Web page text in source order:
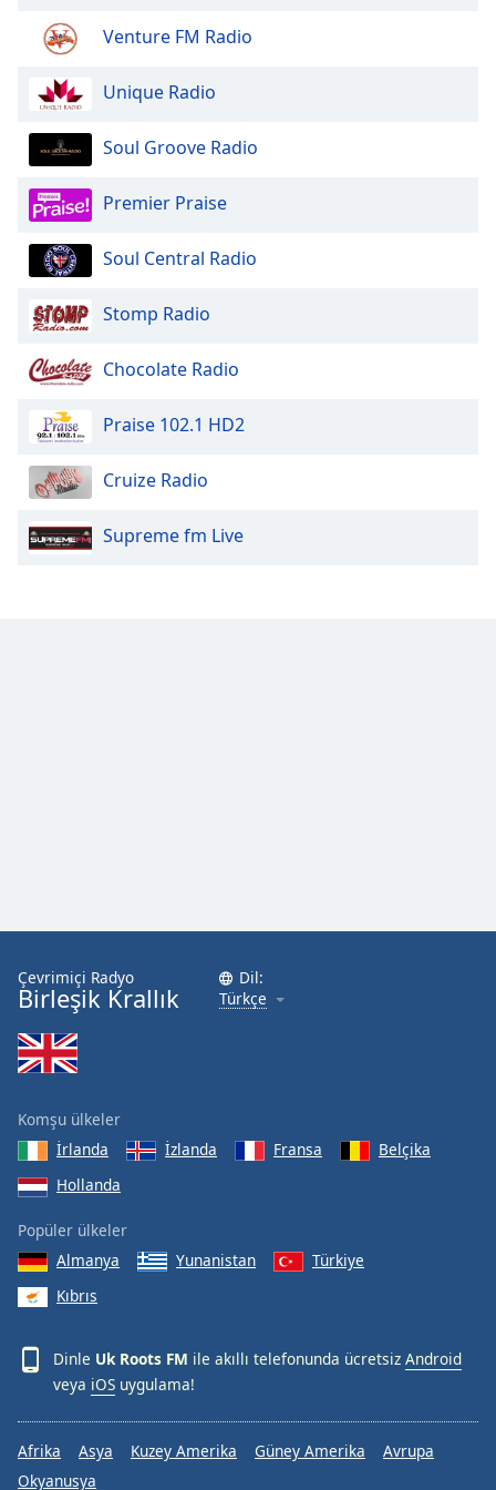
dialog
window.
Escape
cancel
window.
Text
Color
Opacity
Color
Opacity
Font
Family
Done
Dialog
dialog
window.
Venture FM Radio
Unique Radio
Soul Groove Radio
Premier Praise
Soul Central Radio
Stomp Radio
Chocolate Radio
Praise 102.1 HD2
Cruize Radio
Supreme fm Live
Çevrimiçi Radyo
Birleşik Krallık
Dil:
Türkçe
Komşu ülkeler
İrlanda
İzlanda Fransa
Belçika
Hollanda
Popüler ülkeler
Almanya
Yunanistan
Türkiye
Kıbrıs
Dinle Uk Roots FM ile akıllı telefonunda ücretsiz Android
veya iOS uygulama!
Afrika Asya Kuzey Amerika Güney Amerika
Avrupa
Okyanusya